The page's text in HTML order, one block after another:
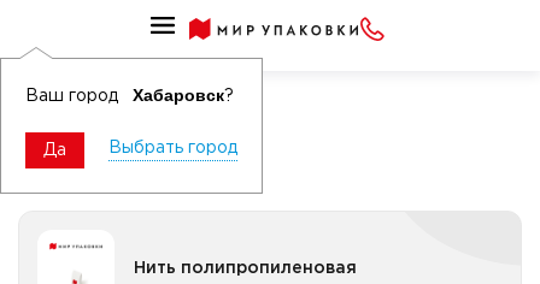
Ваш город Хабаровск?
Да Выбрать город
Нити
Нить полипропиленовая